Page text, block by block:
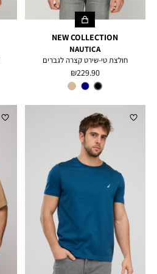
NEW COLLECTION
NAUTICA
חולצת טי-שירט קצרה לגברים
מחיר
מוצר
229.90 ₪
צבע
BLACK